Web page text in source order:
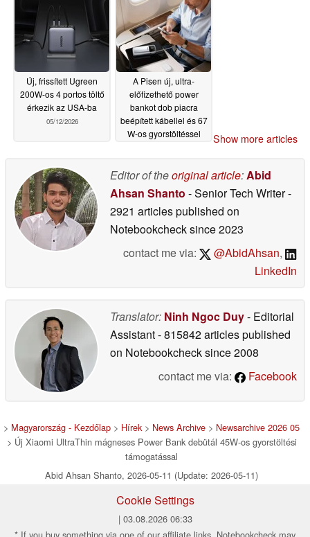
Új, frissített Ugreen
200W-os 4 portos töltő
érkezik az USA-ba
05/12/2026
A Pisen új, ultra-
előfizethető power
bankot dob piacra
beépített kábellel és 67
W-os gyorstöltéssel
Show more articles
Editor of theoriginal article:Abid
Ahsan Shanto - Senior Tech Writer-
2921 articles published on
Notebookchecksince 2023
contact me via:
@AbidAhsan,
LinkedIn
Translator: Ninh Ngoc Duy- Editorial
Assistant- 815842 articles published
on Notebookchecksince 2008
contact me via:
Facebook
> Magyarország - Kezdőlap > Hírek> News Archive > Newsarchive 2026 05
> Új Xiaomi UltraThin mágneses Power Bank debütál 45W-os gyorstöltési
támogatással
Abid Ahsan Shanto, 2026-05-11 (Update: 2026-05-11)
Cookie Settings
| 03.08.2026 06:33